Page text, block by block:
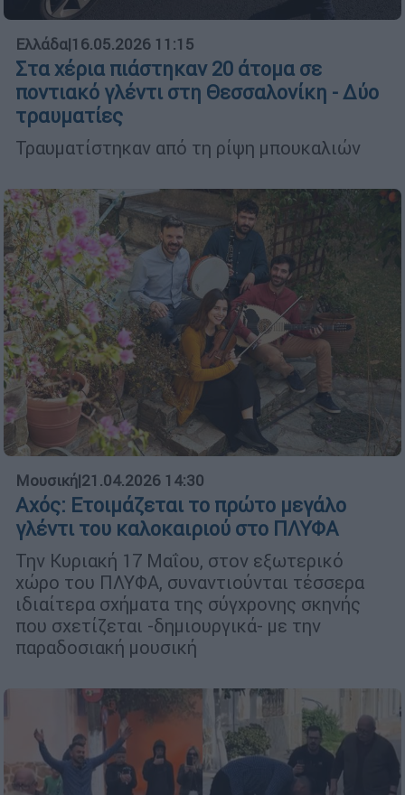
Ελλάδα|16.05.2026 11:15
Στα χέρια πιάστηκαν 20 άτομα σε
ποντιακό γλέντι στη Θεσσαλονίκη - Δύο
τραυματίες
Τραυματίστηκαν από τη ρίψη μπουκαλιών
Μουσική|21.04.2026 14:30
Αχός: Ετοιμάζεται το πρώτο μεγάλο
γλέντι του καλοκαιριού στο ΠΛΥΦΑ
Την Κυριακή 17 Μαΐου, στον εξωτερικό
χώρο του ΠΛΥΦΑ, συναντιούνται τέσσερα
ιδιαίτερα σχήματα της σύγχρονης σκηνής
που σχετίζεται -δημιουργικά- με την
παραδοσιακή μουσική